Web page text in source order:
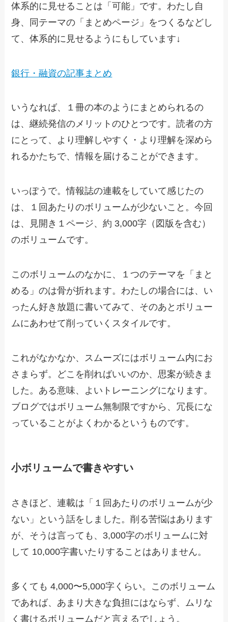
体系的に見せることは「可能」です。わたし自
身、同テーマの「まとめページ」をつくるなどし
て、体系的に見せるようにもしています↓
銀行・融資の記事まとめ
いうなれば、１冊の本のようにまとめられるの
は、継続発信のメリットのひとつです。読者の方
にとって、より理解しやすく・より理解を深めら
れるかたちで、情報を届けることができます。
いっぽうで。情報誌の連載をしていて感じたの
は、１回あたりのボリュームが少ないこと。今回
は、見開き１ページ、約 3,000字（図版を含む）
のボリュームです。
このボリュームのなかに、１つのテーマを「まと
める」のは骨が折れます。わたしの場合には、い
ったん好き放題に書いてみて、そのあとボリュー
ムにあわせて削っていくスタイルです。
これがなかなか、スムーズにはボリューム内にお
さまらず。どこを削ればいいのか、思案が続きま
した。ある意味、よいトレーニングになります。
ブログではボリューム無制限ですから、冗長にな
っていることがよくわかるというものです。
小ボリュームで書きやすい
さきほど、連載は「１回あたりのボリュームが少
ない」という話をしました。削る苦悩はあります
が、そうは言っても、3,000字のボリュームに対
して 10,000字書いたりすることはありません。
多くても 4,000〜5,000字くらい。このボリューム
であれば、あまり大きな負担にはならず、ムリな
く書けるボリュームだと言えるでしょう。